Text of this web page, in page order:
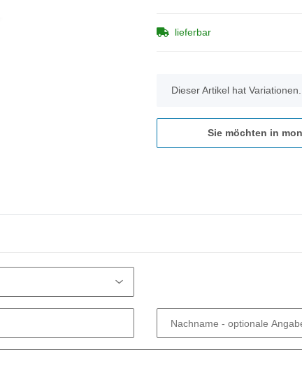
lieferbar
x
Dieser Artikel hat
Sie möchten in
Nachname - optionale